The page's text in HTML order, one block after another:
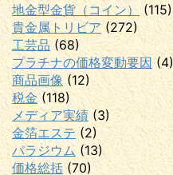
地金型金貨（コイン）
(115)
貴金属トリビア(272)
工芸品 (68)
プラチナの価格変動要因 (4)
商品画像 (12)
税金 (118)
メディア実績 (3)
金箔エステ (2)
パラジウム (13)
価格総括 (70)